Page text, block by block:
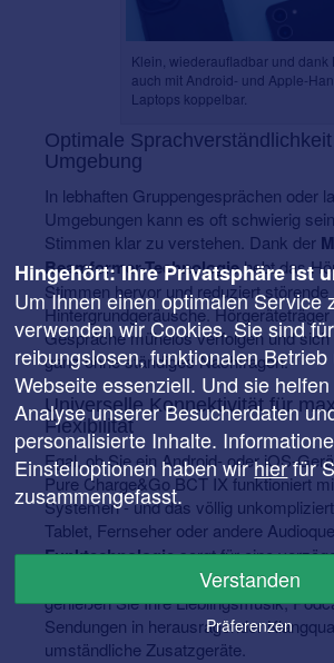
Klein, wiederaufladbar und dank
auch mit Android- und Apple-
Laptops koppelbar.
Optimale
Umgebung
In lebhaften Gruppengesprächen oder
Umgebungen kann es oft schwierig
Stimmen klar zu verstehen. Dank der
Beamformer-Technologiehebt das
Stimmen hervor und reduziert störende
Hintergrundgeräusche.
Gespräche mühelos verfolgen und
ganz ohne ständiges Nachfragen.
Universelle Konnektivität für
Flexibilität
Egal, ob Sie ein Android- oder iOS-
Pure Charge&Go BCT IX funktioniert
Systemen - und das völlig
Tablet, Fernseher oder andere
Funktechnologiesorgt für eine
stabile Signalübertragung. Dank
genießen Sie Ihre Lieblingsmusik,
Sendungen in herausragender
umständliche Zusatzgeräte.
Hingehört: Ihre Privatsphäre ist
Um Ihnen einen optimalen Service
verwenden wir Cookies. Sie sind
reibungslosen, funktionalen
Webseite essenziell. Und sie
Analyse unserer Besucherdaten
personalisierte Inhalte.
Einstelloptionen haben wirhierfür
zusammengefasst.
Verstanden
Präferenzen